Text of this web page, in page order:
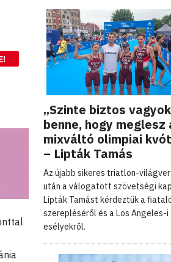
„Szinte biztos vagyok
benne, hogy meglesz
mixváltó olimpiai
– Lipták Tamás
Az újabb sikeres triatlon-
után a válogatott szövetségi
Lipták Tamást kérdeztük a
szerepléséről és a Los Angeles-i
esélyekről.